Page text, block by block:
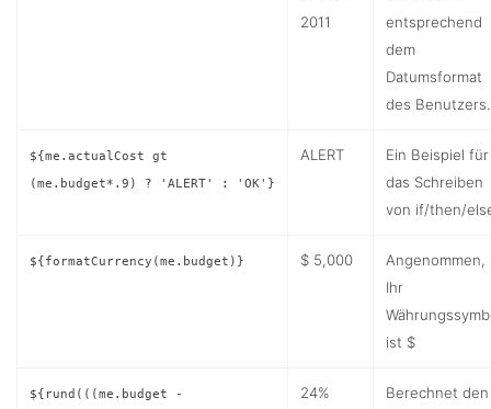
2011
entsprechend
dem
Datumsformat
des Benutzers.
${me.actualCost gt
(me.budget*.9) ? 'ALERT' : 'OK'}
ALERT
Ein Beispiel für
das Schreiben
von if/then/
${formatCurrency(me.budget)} $ 5,000
Angenommen,
Ihr
ist $
${rund(((me.budget -
24%
Berechnet den